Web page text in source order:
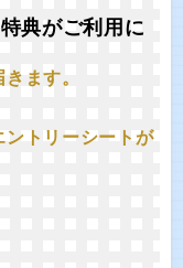
典がご利用に
ます。
ントリーシートが